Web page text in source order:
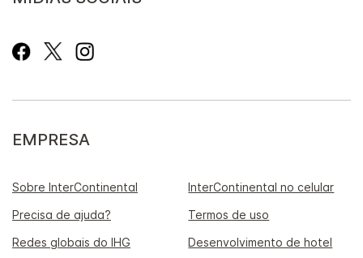
EMPRESA
Sobre InterContinental
InterContinental no celular
Precisa de ajuda?
Termos de uso
Redes globais do IHG
Desenvolvimento de hotel